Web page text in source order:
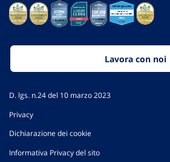
Lavora con noi
D. lgs. n.24 del 10 marzo 2023
Privacy
Dichiarazione dei cookie
Informativa Privacy del sito